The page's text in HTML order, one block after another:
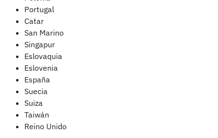
Portugal​
Catar
San Marino
Singapur
Eslovaquia​
Eslovenia​
España​
Suecia​
Suiza
Taiwán​
Reino Unido​